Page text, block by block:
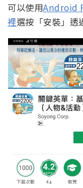
可以使用Android
裡選按「安裝」透